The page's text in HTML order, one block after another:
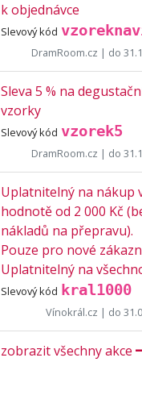
k objednávce
Slevový kód
DramRoom.cz | do
Sleva 5 % na
vzorky
Slevový kód vzorek5
DramRoom.cz | do
Uplatnitelný na nákup
hodnotě od 2 000 Kč
nákladů na přepravu).
Pouze pro nové
Uplatnitelný na
Slevový kód kral1000
Vínokrál.cz | do
zobrazit všechny akce